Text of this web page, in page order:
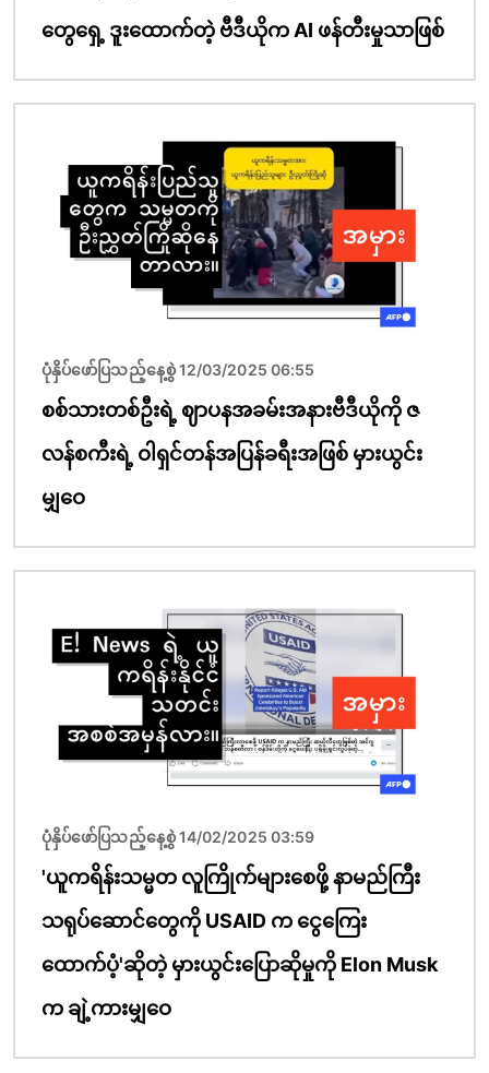
တွေရှေ့ ဒူးထောက်တဲ့ ဗီဒီယိုက AI ဖန်တီးမှုသာဖြစ်
ပုံနှိပ်ဖော်ပြသည့်နေ့စွဲ 12/03/2025 06:55
စစ်သားတစ်ဦးရဲ့ ဈာပနအခမ်းအနားဗီဒီယိုကို ဇ
လန်စကီးရဲ့ ဝါရှင်တန်အပြန်ခရီးအဖြစ် မှားယွင်း
မျှဝေ
ပုံနှိပ်ဖော်ပြသည့်နေ့စွဲ 14/02/2025 03:59
'ယူကရိန်းသမ္မတ လူကြိုက်များစေဖို့ နာမည်ကြီး
သရုပ်ဆောင်တွေကို USAID က ငွေကြေး
ထောက်ပံ့'ဆိုတဲ့ မှားယွင်းပြောဆိုမှုကို Elon Musk
က ချဲ့ကားမျှဝေ